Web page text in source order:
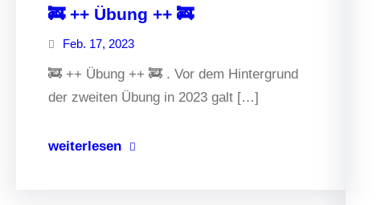
🚒 ++ Übung ++ 🚒
Feb. 17, 2023
🚒 ++ Übung ++ 🚒 . Vor dem Hintergrund
der zweiten Übung in 2023 galt […]
weiterlesen